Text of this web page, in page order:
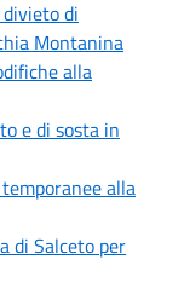
di
Montanina
alla
e di sosta in
alla
di Salceto per